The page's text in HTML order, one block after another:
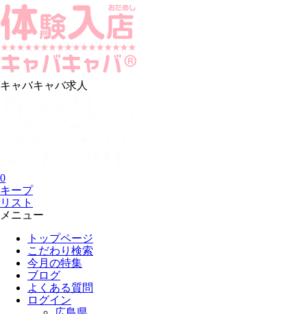
キャバキャバ求人
0
キープ
リスト
メニュー
トップページ
こだわり検索
今月の特集
ブログ
よくある質問
ログイン